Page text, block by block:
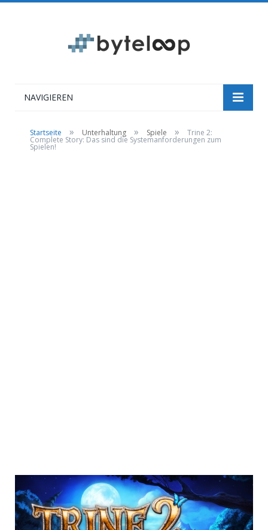
NAVIGIEREN
Startseite » Unterhaltung » Spiele » Trine 2:
Complete Story: Das sind die Systemanforderungen zum
Spielen!